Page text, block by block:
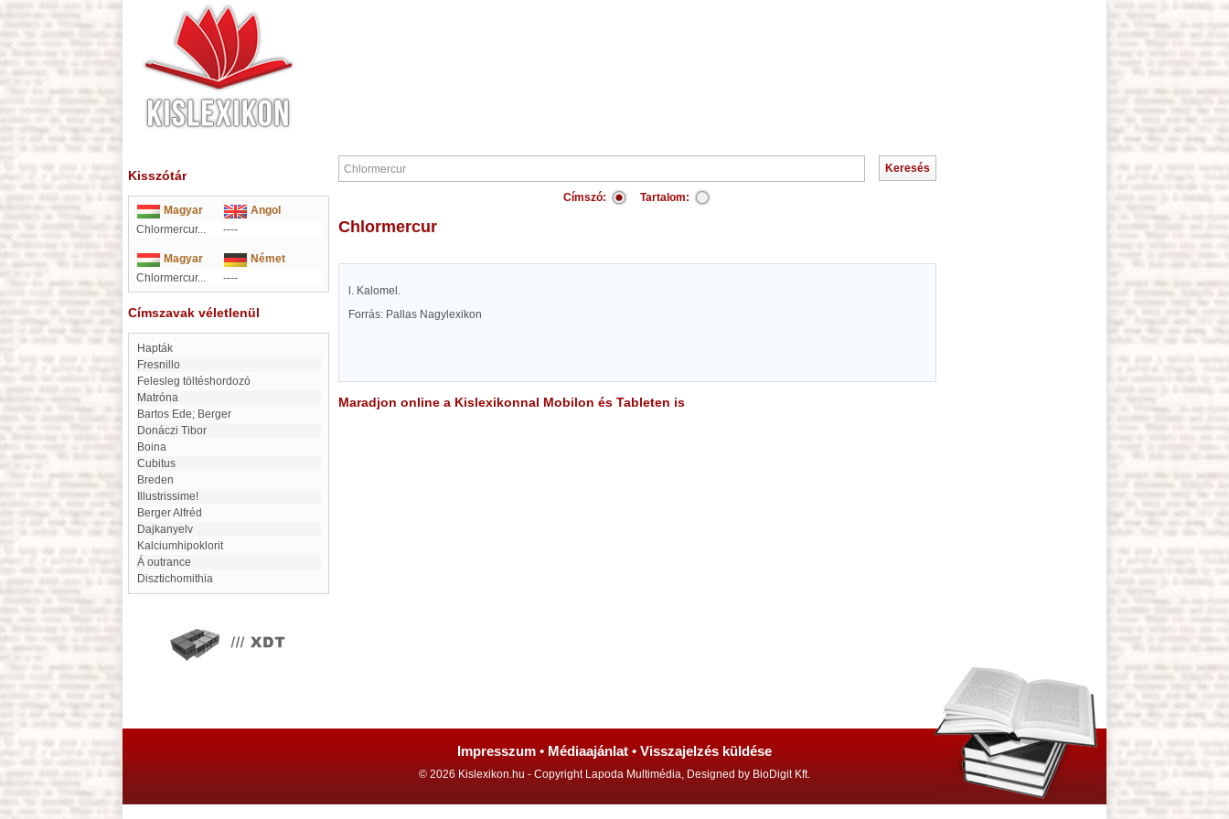
Kisszótár
Magyar
Angol
Chlormercur...
----
Magyar
Német
Chlormercur...
----
Címszavak véletlenül
hapták
Fresnillo
felesleg töltéshordozó
matróna
Bartos Ede; Berger
Donáczi Tibor
Boina
Cubitus
Breden
illustrissime!
Berger Alfréd
Dajkanyelv
Kalciumhipoklorit
Á outrance
disztichomithia
Címszó: Tartalom:
Chlormercur
l. Kalomel.
Forrás: Pallas Nagylexikon
Maradjon online a Kislexikonnal Mobilon és Tableten is
Impresszum • Médiaajánlat • Visszajelzés küldése
© 2026 Kislexikon.hu - Copyright Lapoda Multimédia, Designed by BioDigit Kft.